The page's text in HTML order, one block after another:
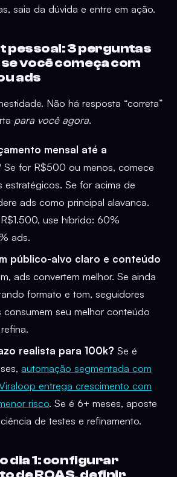
saia da dúvida e entre em ação.
pessoal: 3 perguntas
você começa com
ads
Não há resposta “correta”
para você agora.
mensal até a
Se for R$500 ou menos, comece
estratégicos. Se for acima de
ads como principal alavanca.
use híbrido: 60%
ads.
público-alvo claro e conteúdo
ads convertem melhor. Se ainda
formato e tom, seguidores
seu melhor conteúdo
realista para 100k? Se é
automação segmentada com
entrega crescimento com
risco. Se é 6+ meses, aposte
de testes e refinamento.
dia 1: configurar